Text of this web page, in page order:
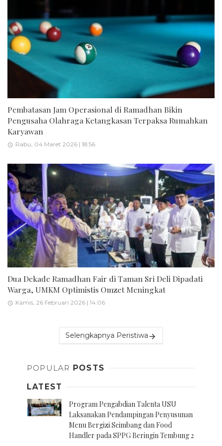
Pembatasan Jam Operasional di Ramadhan Bikin
Pengusaha Olahraga Ketangkasan Terpaksa Rumahkan
Karyawan
Rabu, 04 Maret 2026 | 18:56
Dua Dekade Ramadhan Fair di Taman Sri Deli Dipadati
Warga, UMKM Optimistis Omzet Meningkat
Kamis, 26 Februari 2026 | 14:06
Selengkapnya Peristiwa
POPULAR POSTS
LATEST
Program Pengabdian Talenta USU
Laksanakan Pendampingan Penyusunan
Menu Bergizi Seimbang dan Food
Handler pada SPPG Beringin Tembung 2